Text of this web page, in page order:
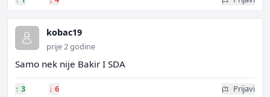
kobac19
prije 2 godine
Samo nek nije Bakir I SDA
↑ 3 ↓ 6 Prijavi